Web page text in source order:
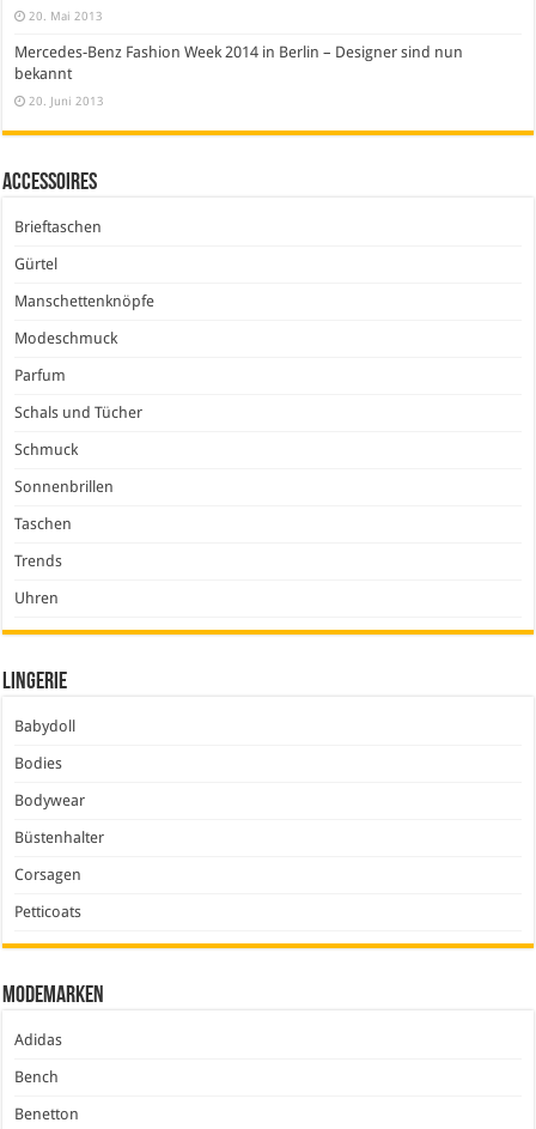
20. Mai 2013
Mercedes-Benz Fashion Week 2014 in Berlin – Designer sind nun
bekannt
20. Juni 2013
Accessoires
Brieftaschen
Gürtel
Manschettenknöpfe
Modeschmuck
Parfum
Schals und Tücher
Schmuck
Sonnenbrillen
Taschen
Trends
Uhren
Lingerie
Babydoll
Bodies
Bodywear
Büstenhalter
Corsagen
Petticoats
Modemarken
Adidas
Bench
Benetton